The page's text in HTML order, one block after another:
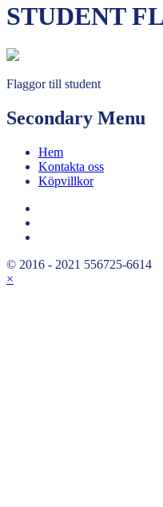
STUDENT
Flaggor till student
Secondary Menu
Hem
Kontakta oss
Köpvillkor
© 2016 - 2021 556725-6614
×